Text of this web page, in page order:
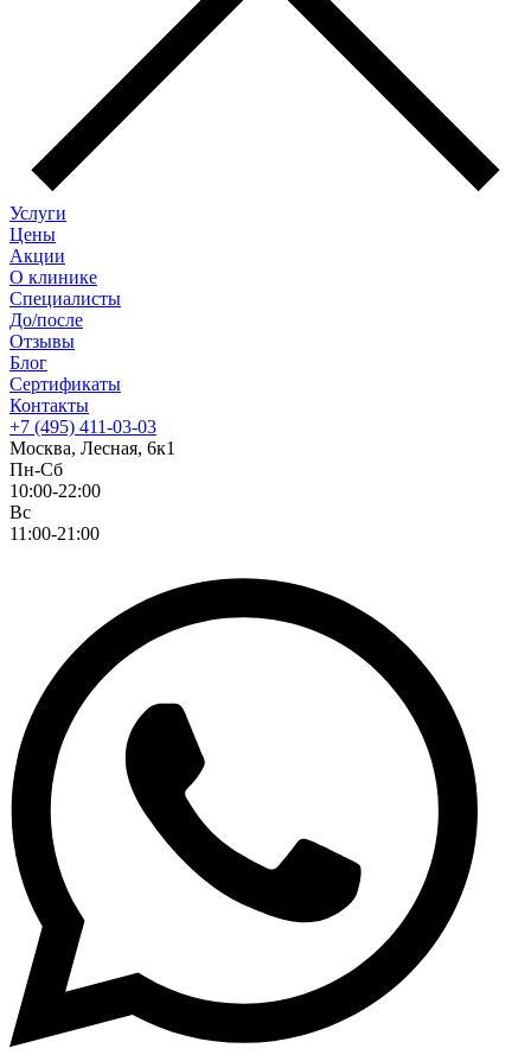
Услуги
Цены
Акции
О клинике
Специалисты
До/после
Отзывы
Блог
Сертификаты
Контакты
+7 (495) 411-03-03
Москва, Лесная, 6к1
Пн-Сб
10:00-22:00
Вс
11:00-21:00